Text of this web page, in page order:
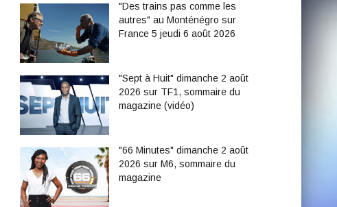
"Des trains pas comme les
autres" au Monténégro sur
France 5 jeudi 6 août 2026
"Sept à Huit" dimanche 2 août
2026 sur TF1, sommaire du
magazine (vidéo)
"66 Minutes" dimanche 2 août
2026 sur M6, sommaire du
magazine